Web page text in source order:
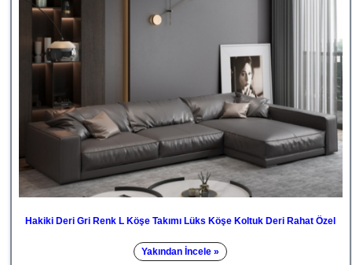
Hakiki Deri Gri Renk L Köşe Takımı Lüks Köşe Koltuk Deri Rahat Özel
Yakından İncele »